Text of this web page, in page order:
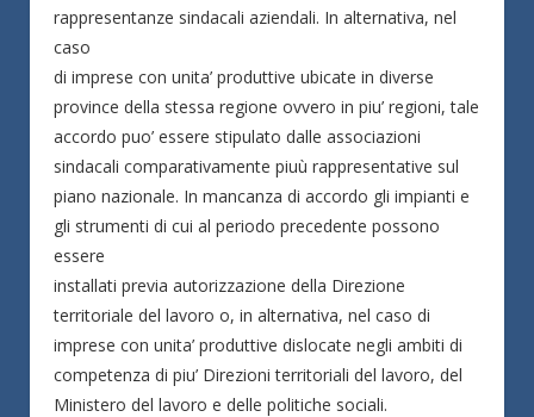
rappresentanze sindacali aziendali. In alternativa, nel
caso
di imprese con unita’ produttive ubicate in diverse
province della stessa regione ovvero in piu’ regioni, tale
accordo puo’ essere stipulato dalle associazioni
sindacali comparativamente piuù rappresentative sul
piano nazionale. In mancanza di accordo gli impianti e
gli strumenti di cui al periodo precedente possono
essere
installati previa autorizzazione della Direzione
territoriale del lavoro o, in alternativa, nel caso di
imprese con unita’ produttive dislocate negli ambiti di
competenza di piu’ Direzioni territoriali del lavoro, del
Ministero del lavoro e delle politiche sociali.